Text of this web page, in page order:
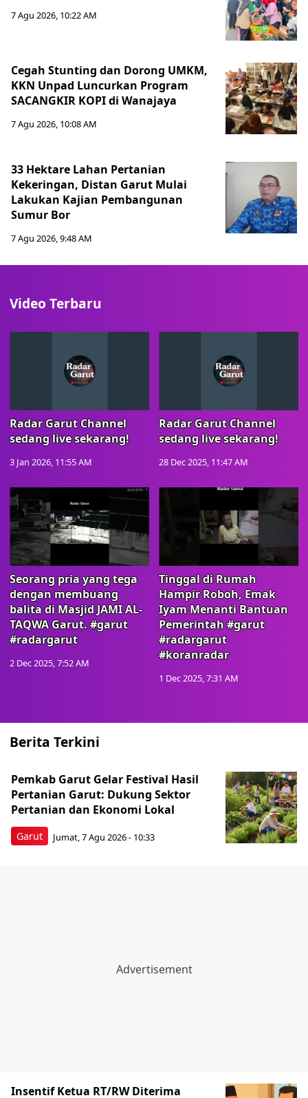
7 Agu 2026, 10:22 AM
Cegah Stunting dan Dorong UMKM,
KKN Unpad Luncurkan Program
SACANGKIR KOPI di Wanajaya
7 Agu 2026, 10:08 AM
33 Hektare Lahan Pertanian
Kekeringan, Distan Garut Mulai
Lakukan Kajian Pembangunan
Sumur Bor
7 Agu 2026, 9:48 AM
Video Terbaru
Radar Garut Channel
sedang live sekarang!
3 Jan 2026, 11:55 AM
Radar Garut Channel
sedang live sekarang!
28 Dec 2025, 11:47 AM
Seorang pria yang tega
dengan membuang
balita di Masjid JAMI AL-
TAQWA Garut. #garut
#radargarut
2 Dec 2025, 7:52 AM
Tinggal di Rumah
Hampir Roboh, Emak
Iyam Menanti Bantuan
Pemerintah #garut
#radargarut
#koranradar
1 Dec 2025, 7:31 AM
Berita Terkini
Garut
Pemkab Garut Gelar Festival Hasil
Pertanian Garut: Dukung Sektor
Pertanian dan Ekonomi Lokal
Jumat, 7 Agu 2026 - 10:33
Insentif Ketua RT/RW Diterima